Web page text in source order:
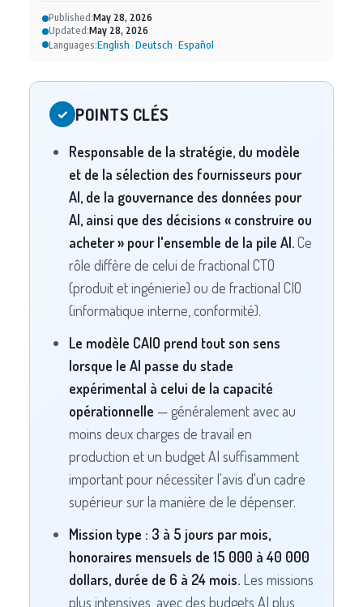
Published:May 28, 2026
Updated:May 28, 2026
Languages:English · Deutsch · Español
✓ POINTS CLÉS
Responsable de la stratégie, du modèle
et de la sélection des fournisseurs pour
AI, de la gouvernance des données pour
AI, ainsi que des décisions « construire ou
acheter » pour l'ensemble de la pile AI.Ce
rôle diffère de celui de fractional CTO
(produit et ingénierie) ou de fractional CIO
(informatique interne, conformité).
Le modèle CAIO prend tout son sens
lorsque le AI passe du stade
expérimental à celui de la capacité
opérationnelle — généralement avec au
moins deux charges de travail en
production et un budget AI suffisamment
important pour nécessiter l'avis d'un cadre
supérieur sur la manière de le dépenser.
Mission type : 3 à 5 jours par mois,
honoraires mensuels de 15 000 à 40 000
dollars, durée de 6 à 24 mois. Les missions
plus intensives, avec des budgets AI plus